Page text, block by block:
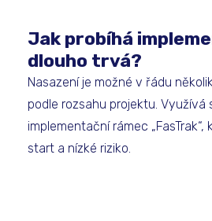
Jak probíhá
dlouho trvá?
Nasazení je možné v řádu
podle rozsahu projektu.
implementační rámec
start a nízké riziko.